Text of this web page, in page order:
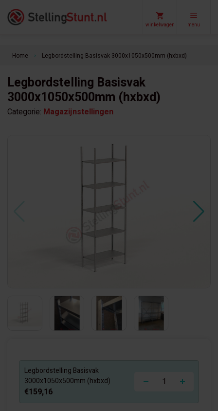
winkelwagen menu
Home keyboard_arrow_right Legbordstelling Basisvak 3000x1050x500mm (hxbxd)
Legbordstelling Basisvak
3000x1050x500mm (hxbxd)
Categorie: Magazijnstellingen
Legbordstelling Basisvak
3000x1050x500mm (hxbxd)
€159,16
-